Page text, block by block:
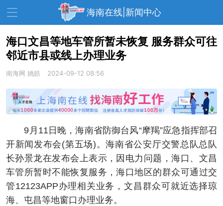
海南在线|新闻中心
资讯中心 热点 旅游
教育 健康 房产
生活 演出 活动
展会 走读海南 周末去哪儿
人才在线 天涯企服
海口文昌等地车管所暂未恢复 服务群众可往
邻近市县或线上办理业务
南海网 姚皓 2024-09-12 08:56
9月11日晚，海南省防御台风“摩羯”应急指挥部召
开新闻发布会(第五场)。海南省公安厅交警总队总队
长孙景龙在发布会上表示，因电力问题，海口、文昌
车管所暂时不能恢复服务，海口地区的群众可通过交
管12123APP办理相关业务，文昌群众可就近选择琼
海、屯昌等地窗口办理业务。